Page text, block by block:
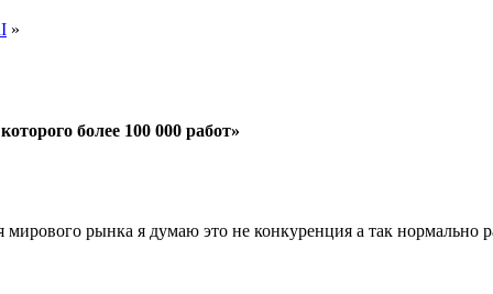
»
более 100 000 работ»
мирового рынка я думаю это не конкуренция а так нормально